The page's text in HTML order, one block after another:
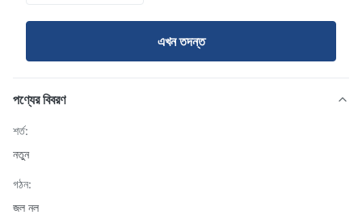
এখন তদন্ত
পণ্যের বিবরণ
শর্ত:
নতুন
গঠন:
জল নল